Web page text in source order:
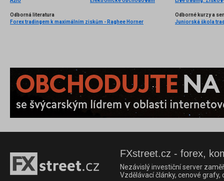
Odborná literatura
Forex tradingem k maximálním ziskům - Raghee Horner
Odborné kurzy a
Juniorská škola
FXstreet.cz - forex,
Nezávislý investiční server
Vzdělávací články, cenové